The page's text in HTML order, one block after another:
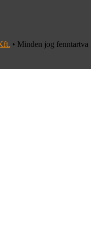
• Minden jog fenntartva